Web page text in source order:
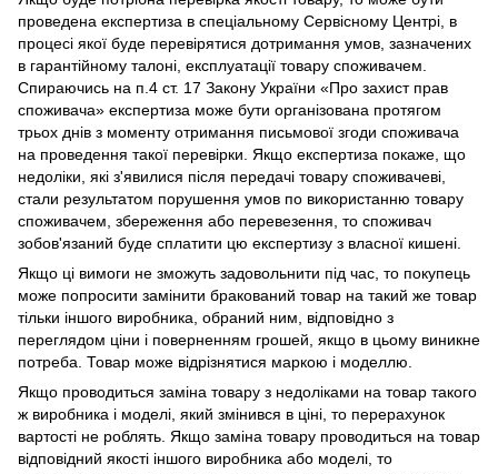
проведена експертиза в спеціальному Сервісному Центрі, в
процесі якої буде перевірятися дотримання умов, зазначених
в гарантійному талоні, експлуатації товару споживачем.
Спираючись на п.4 ст. 17 Закону України «Про захист прав
споживача» експертиза може бути організована протягом
трьох днів з моменту отримання письмової згоди споживача
на проведення такої перевірки. Якщо експертиза покаже, що
недоліки, які з'явилися після передачі товару споживачеві,
стали результатом порушення умов по використанню товару
споживачем, збереження або перевезення, то споживач
зобов'язаний буде сплатити цю експертизу з власної кишені.
Якщо ці вимоги не зможуть задовольнити під час, то покупець
може попросити замінити бракований товар на такий же товар
тільки іншого виробника, обраний ним, відповідно з
переглядом ціни і поверненням грошей, якщо в цьому виникне
потреба. Товар може відрізнятися маркою і моделлю.
Якщо проводиться заміна товару з недоліками на товар такого
ж виробника і моделі, який змінився в ціні, то перерахунок
вартості не роблять. Якщо заміна товару проводиться на товар
відповідний якості іншого виробника або моделі, то